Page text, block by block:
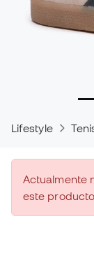
Lifestyle
Actualmente
este